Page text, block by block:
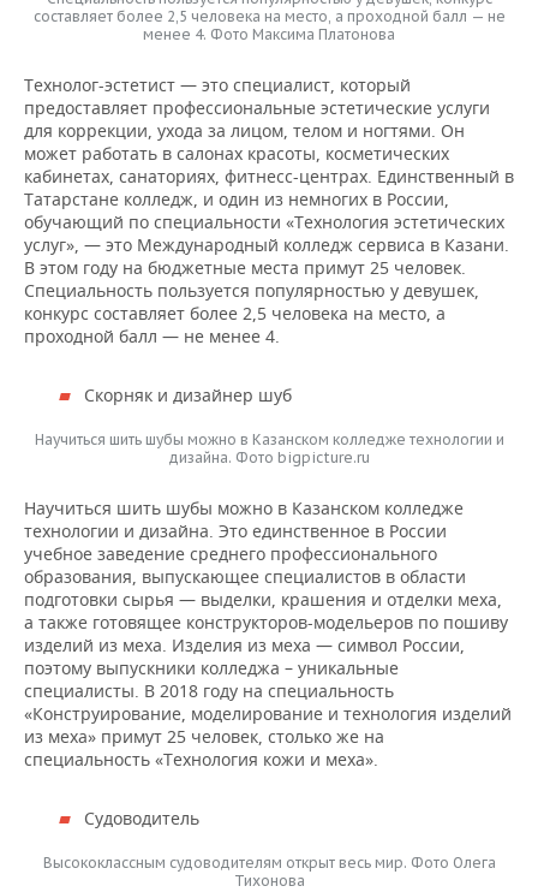
составляет более 2,5 человека на место, а проходной балл — не
менее 4. Фото Максима Платонова
Технолог-эстетист — это специалист, который
предоставляет профессиональные эстетические услуги
для коррекции, ухода за лицом, телом и ногтями. Он
может работать в салонах красоты, косметических
кабинетах, санаториях, фитнесс-центрах. Единственный в
Татарстане колледж, и один из немногих в России,
обучающий по специальности «Технология эстетических
услуг», — это Международный колледж сервиса в Казани.
В этом году на бюджетные места примут 25 человек.
Специальность пользуется популярностью у девушек,
конкурс составляет более 2,5 человека на место, а
проходной балл — не менее 4.
Скорняк и дизайнер шуб
Научиться шить шубы можно в Казанском колледже технологии и
дизайна. Фото bigpicture.ru
Научиться шить шубы можно в Казанском колледже
технологии и дизайна. Это единственное в России
учебное заведение среднего профессионального
образования, выпускающее специалистов в области
подготовки сырья — выделки, крашения и отделки меха,
а также готовящее конструкторов-модельеров по пошиву
изделий из меха. Изделия из меха — символ России,
поэтому выпускники колледжа – уникальные
специалисты. В 2018 году на специальность
«Конструирование, моделирование и технология изделий
из меха» примут 25 человек, столько же на
специальность «Технология кожи и меха».
Судоводитель
Высококлассным судоводителям открыт весь мир. Фото Олега
Тихонова